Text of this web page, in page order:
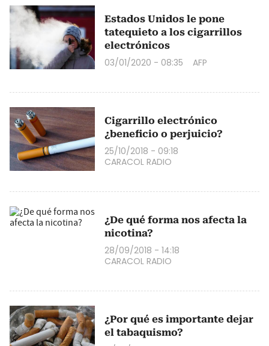
Estados Unidos le pone
tatequieto a los cigarrillos
electrónicos
03/01/2020 - 08:35 AFP
Cigarrillo electrónico
¿beneficio o perjuicio?
25/10/2018 - 09:18
CARACOL RADIO
¿De qué forma nos afecta la
nicotina?
28/09/2018 - 14:18
CARACOL RADIO
¿Por qué es importante dejar
el tabaquismo?